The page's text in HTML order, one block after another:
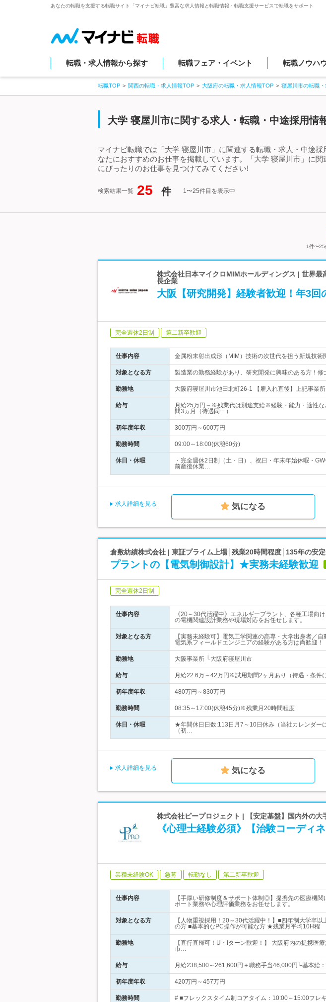
あなたの転職を支援する転職サイト「マイナビ転職」豊富な求人情報と転職情報・転職支援サービスで転職をサポート
転職・求人情報から探す 転職フェア・イベント 転職ノウハ
転職TOP 関西の転職・求人情報TOP 大阪府の転職・求人情報TOP 寝屋川市の転職
大学 寝屋川市に関する求人・転職・中途採用情
マイナビ転職では「大学 寝屋川市」に関連する転職・求人・中途
なたにおすすめのお仕事を掲載しています。「大学 寝屋川市」に
にぴったりのお仕事を見つけてみてください!
検索結果一覧 25 件 1〜25件目を表示中
1件〜25
株式会社日本マイクロMIMホールディングス | 世界
長企業
大阪【研究開発】経験者歓迎！年3回
完全週休2日制 第二新卒歓迎
仕事内容 金属粉末射出成形（MIM）技術の次世代を担う新規技術
対象となる方 製造業の勤務経験があり、研究開発に興味のある方！修
勤務地 大阪府寝屋川市池田北町26-1 【雇入れ直後】上記事業
給与
月給25万円～※残業代は別途支給※経験・能力・適性
間3ヵ月（待遇同一）
初年度年収 300万円～600万円
勤務時間 09:00～18:00(休憩60分)
休日・休暇
・完全週休2日制（土・日）、祝日・年末年始休暇・
前産後休業…
求人詳細を見る 気になる
倉敷紡績株式会社 | 東証プライム上場│残業20時間程度│135年の安
プラントの【電気制御設計】★実務未経験歓迎
完全週休2日制
仕事内容
《20～30代活躍中》エネルギープラント、各種工場向
の電機関連設計業務や現場対応をお任せします。
対象となる方
【実務未経験可】電気工学関連の高専・大学出身者／
電気系フィールドエンジニアの経験がある方は尚歓迎！
勤務地 大阪事業所 └大阪府寝屋川市
給与 月給22.6万～42万円※試用期間2ヶ月あり（待遇・条件
初年度年収 480万円～830万円
勤務時間 08:35～17:00(休憩45分)※残業月20時間程度
休日・休暇
★年間休日日数:113日月7～10日休み（当社カレンダー
（初…
求人詳細を見る 気になる
株式会社ピープロジェクト | 【安定基盤】国内外の大
《心理士経験必須》【治験コーディ
業種未経験OK 急募 転勤なし 第二新卒歓迎
仕事内容
【手厚い研修制度＆サポート体制◎】提携先の医療機
ポート業務や心理評価業務をお任せします。
対象となる方
【人物重視採用！20～30代活躍中！】■四年制大学卒
の方 ■基本的なPC操作が可能な方 ★残業月平均10H程
勤務地
【直行直帰可！U・Iターン歓迎！】 大阪府内の提携医
市…
給与 月給238,500～261,600円＋職務手当46,000円└基本給
初年度年収 420万円～457万円
勤務時間 # ■フレックスタイム制コアタイム：10:00～15:00フレ